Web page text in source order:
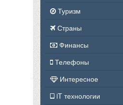
Туризм
Страны
Финансы
Телефоны
Интересное
iT технологии